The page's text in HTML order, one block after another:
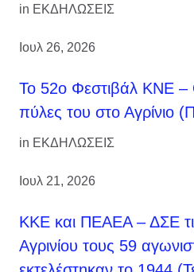
in ΕΚΔΗΛΩΣΕΙΣ
Ιουλ 26, 2026
Το 52ο Φεστιβάλ ΚΝΕ –
πύλες του στο Αγρίνιο
in ΕΚΔΗΛΩΣΕΙΣ
Ιουλ 21, 2026
ΚΚΕ και ΠΕΑΕΑ – ΔΣΕ
Αγρινίου τους 59